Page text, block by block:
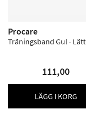
Procare
Träningsband Gul - Lätt
111,00
LÄGG I KORG